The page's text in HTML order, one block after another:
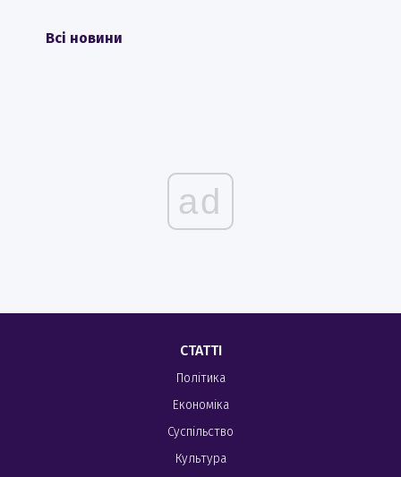
Всі новини
ad
СТАТТІ
Політика
Економіка
Суспільство
Культура